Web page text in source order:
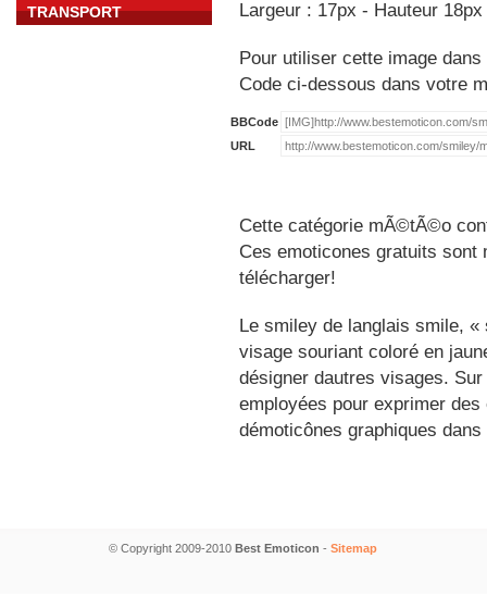
TRANSPORT
Largeur : 17px - Hauteur 18px
Pour utiliser cette image
Code ci-dessous dans votre
BBCode
URL
Cette catégorie mÃ©tÃ©o
Ces emoticones gratuits
télécharger!
Le smiley de langlais smile,
visage souriant coloré en
désigner dautres visages.
employées pour exprimer
démoticônes graphiques
© Copyright 2009-2010 Best Emoticon - Sitemap